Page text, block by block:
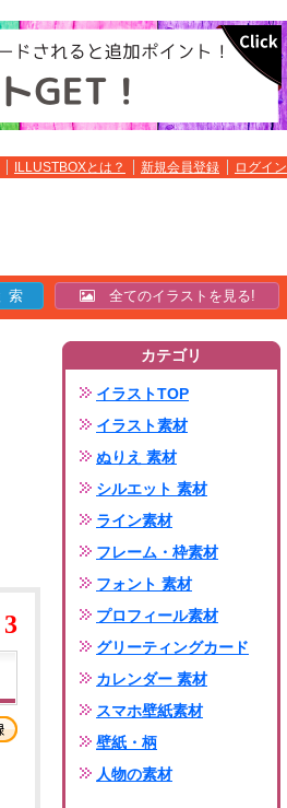
ILLUSTBOXとは？ 新規会員登録 ログイン
全てのイラストを見る!
3
カテゴリ
イラストTOP
イラスト素材
ぬりえ 素材
シルエット 素材
ライン素材
フレーム・枠素材
フォント 素材
プロフィール素材
グリーティングカード
カレンダー 素材
スマホ壁紙素材
壁紙・柄
人物の素材